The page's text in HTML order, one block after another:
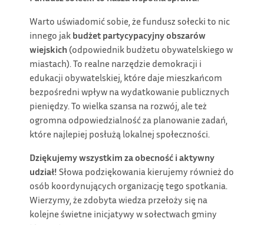
Warto uświadomić sobie, że fundusz sołecki to nic
innego jak budżet partycypacyjny obszarów
wiejskich (odpowiednik budżetu obywatelskiego w
miastach). To realne narzędzie demokracji i
edukacji obywatelskiej, które daje mieszkańcom
bezpośredni wpływ na wydatkowanie publicznych
pieniędzy. To wielka szansa na rozwój, ale też
ogromna odpowiedzialność za planowanie zadań,
które najlepiej posłużą lokalnej społeczności.
Dziękujemy wszystkim za obecność i aktywny
udział! Słowa podziękowania kierujemy również do
osób koordynujących organizację tego spotkania.
Wierzymy, że zdobyta wiedza przełoży się na
kolejne świetne inicjatywy w sołectwach gminy